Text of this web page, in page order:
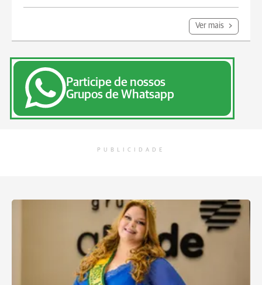
Ver mais
Participe de nossos
Grupos de Whatsapp
PUBLICIDADE